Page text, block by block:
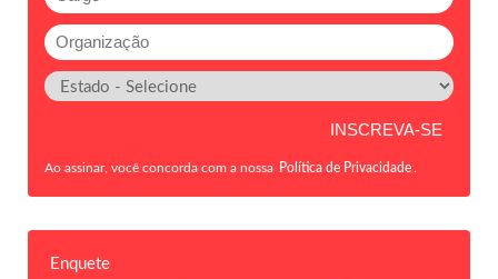
Ao assinar, você concorda com a nossa Política de Privacidade
Enquete